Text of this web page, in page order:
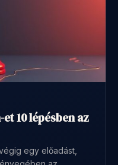
10 lépésben az
egy előadást,